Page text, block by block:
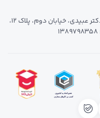
تهران، محله شهرک استقلال، خیابان دکتر عبیدی، خیابان دوم، پلاک 12،